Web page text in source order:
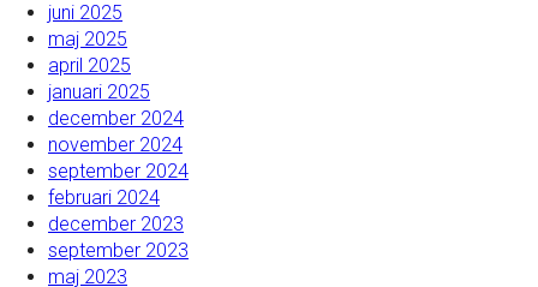
juni 2025
maj 2025
april 2025
januari 2025
december 2024
november 2024
september 2024
februari 2024
december 2023
september 2023
maj 2023